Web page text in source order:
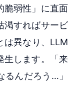
脆弱性」に直面
渇すればサービ
は異なり、LLM
生します。「来
るんだろう…」